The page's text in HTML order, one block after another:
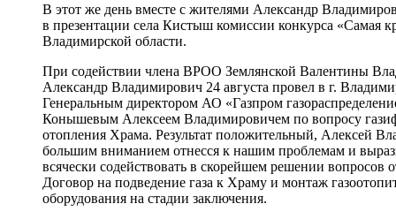
В этот же день вместе с жителями Александр
в презентации села Кистыш комиссии конкурса «Самая
Владимирской области.
При содействии члена ВРОО Землянской Валентины
Александр Владимирович 24 августа провел в г.
Генеральным директором АО «Газпром
Конышевым Алексеем Владимировичем по вопросу
отопления Храма. Результат положительный, Алексей
большим вниманием отнесся к нашим проблемам и
всячески содействовать в скорейшем решении вопросов
Договор на подведение газа к Храму и монтаж
оборудования на стадии заключения.